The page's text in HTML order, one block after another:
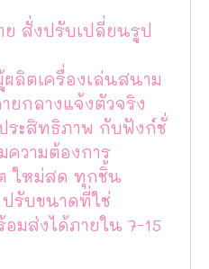
สั่งปรับเปลี่ยนรูป
ผลิตเครื่องเล่นสนาม
ยกลางแจ้งตัวจริง
ระสิทธิภาพ กับฟังก์ชั่
วามต้องการ
ใหม่สด ทุกชิ้น
รับขนาดที่ใช่
มส่งได้ภายใน 7-15